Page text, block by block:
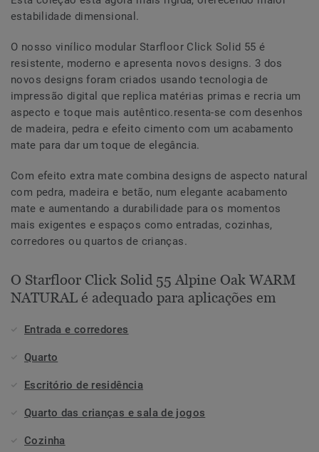
estabilidade dimensional.
O nosso vinílico modular Starfloor Click Solid 55 é
resistente, moderno e apresenta novos designs. 3 dos
novos designs foram criados usando tecnologia de
impressão digital que replica matérias primas e recria um
aspecto e toque mais autêntico.resenta-se com desenhos
de madeira, pedra e efeito cimento com um acabamento
mate para dar um toque de elegância.
Com efeito extra mate combina designs de aspecto natural
com pedra, madeira e betão, num elegante acabamento
mate e aumentando a durabilidade para os momentos
mais exigentes e espaços como entradas, cozinhas,
corredores ou quartos de crianças.
O Starfloor Click Solid 55 Alpine Oak WARM
NATURAL é adequado para aplicações em
Entrada e corredores
Quarto
Escritório de residência
Quarto das crianças e sala de jogos
Cozinha